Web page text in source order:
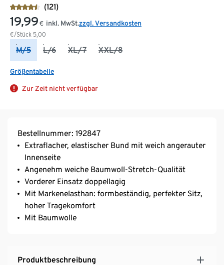
(121)
19,99 €
€/Stück 5,00
inkl. MwSt.zzgl. Versandkosten
M/5 L/6 XL/7 XXL/8
Größentabelle
Zur Zeit nicht verfügbar
Bestellnummer: 192847
Extraflacher, elastischer Bund mit weich angerauter
Innenseite
Angenehm weiche Baumwoll-Stretch-Qualität
Vorderer Einsatz doppellagig
Mit Markenelasthan: formbeständig, perfekter Sitz,
hoher Tragekomfort
Mit Baumwolle
Produktbeschreibung